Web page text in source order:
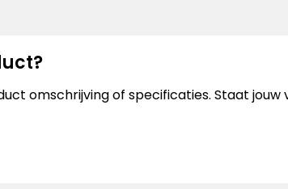
omschrijving of specificaties. Staat jouw